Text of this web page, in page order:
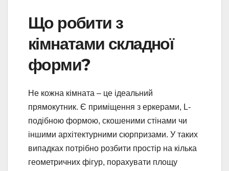
Що робити з
кімнатами складної
форми?
Не кожна кімната – це ідеальний
прямокутник. Є приміщення з еркерами, L-
подібною формою, скошеними стінами чи
іншими архітектурними сюрпризами. У таких
випадках потрібно розбити простір на кілька
геометричних фігур, порахувати площу